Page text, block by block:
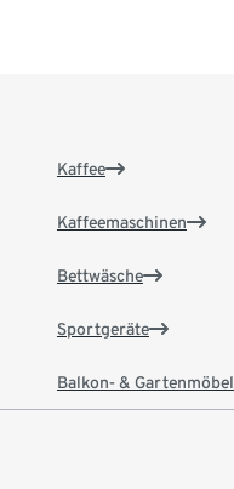
Kaffee
Kaffeemaschinen
Bettwäsche
Sportgeräte
Balkon- & Gartenmöbel